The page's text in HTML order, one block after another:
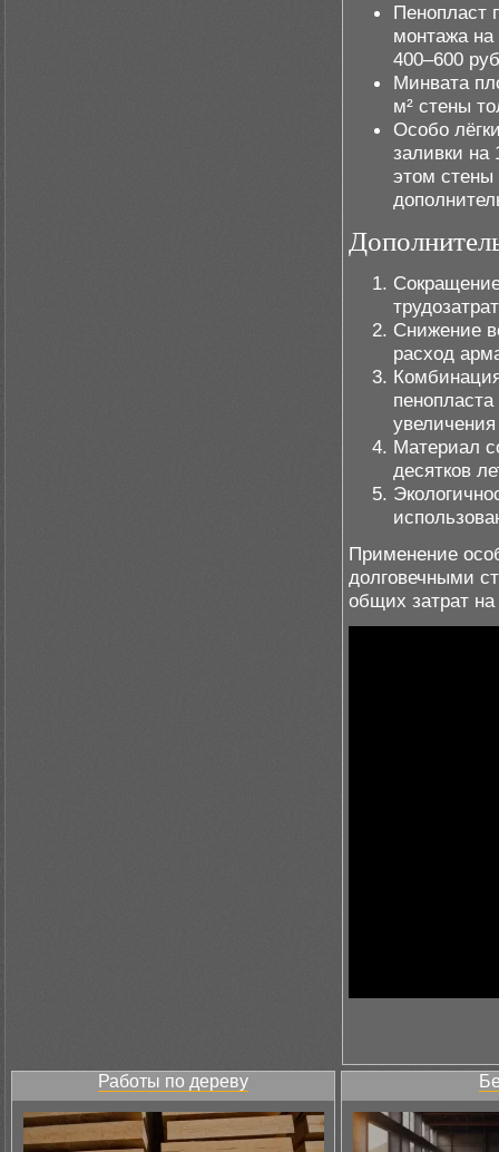
Пенопласт
монтажа
400–600
Минвата
м² стены
Особо
заливки
этом стены
Снижение
расход
Материал
десятков
Применение
долговечными
общих затрат
Работы по дереву